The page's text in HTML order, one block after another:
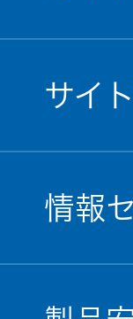
サイ
情報